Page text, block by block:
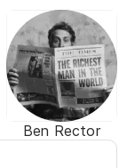
Ben Rector